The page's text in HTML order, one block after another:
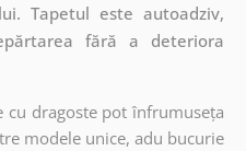
Tapetul este autoadziv,
fără a deteriora
cu dragoste pot înfrumuseța
modele unice, adu bucurie